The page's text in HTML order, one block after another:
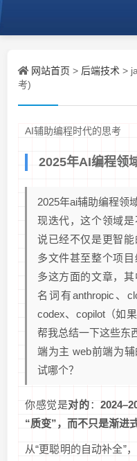
网站首页 > 后端技术 >
考)
AI辅助编程时代的思考
2025年AI编程领
2025年ai辅助编程领
现迭代，这个领域
说已经不仅是更智
多文件甚至整个项
多这方面的文章，
名词有anthropic、
codex、copilot（如
帮我总结一下这些东
端为主 web前端为
试哪个？
你感觉是对的：
“质变”，而不只是渐进
从“更聪明的自动补全”